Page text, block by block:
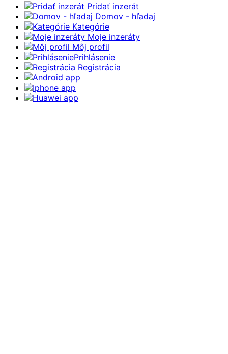
Pridať inzerát
Domov - hľadaj
Kategórie
Moje inzeráty
Môj profil
Prihlásenie
Registrácia